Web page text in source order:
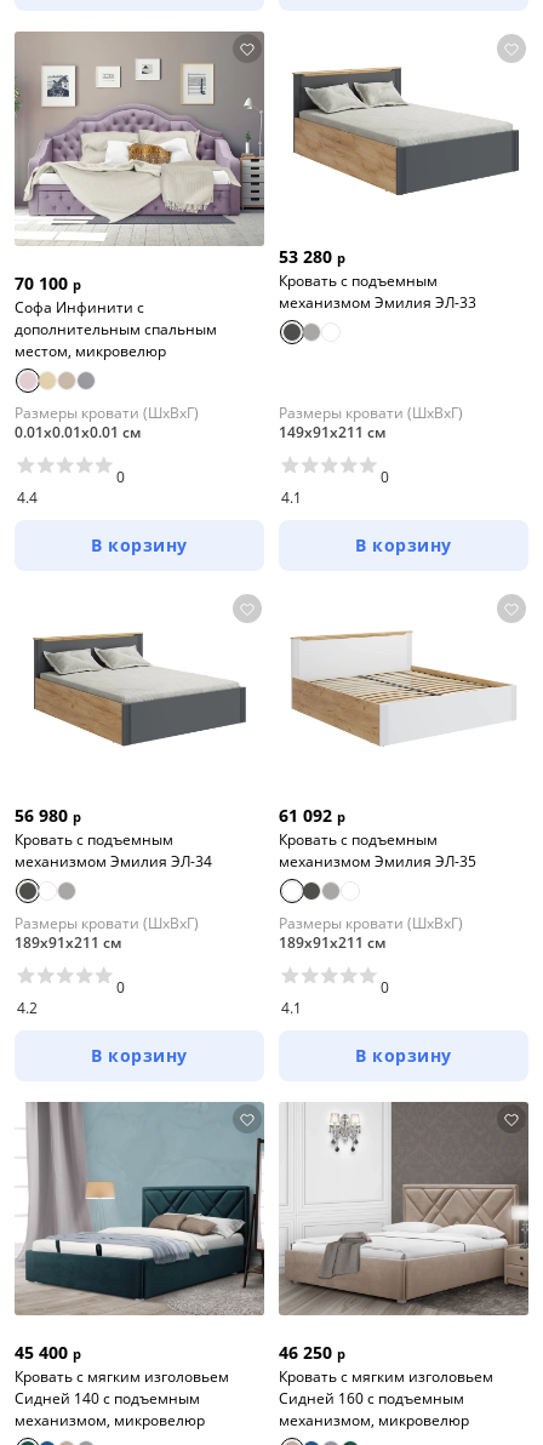
70 100 р
Софа Инфинити с
дополнительным спальным
местом, микровелюр
Размеры кровати (ШхВхГ)
0.01х0.01х0.01 см
4.4
0
В корзину
53 280 р
Кровать с подъемным
механизмом Эмилия ЭЛ-33
Размеры кровати (ШхВхГ)
149х91х211 см
4.1
0
В корзину
56 980 р
Кровать с подъемным
механизмом Эмилия ЭЛ-34
Размеры кровати (ШхВхГ)
189х91х211 см
4.2
0
В корзину
61 092 р
Кровать с подъемным
механизмом Эмилия ЭЛ-35
Размеры кровати (ШхВхГ)
189х91х211 см
4.1
0
В корзину
45 400 р
Кровать с мягким изголовьем
Сидней 140 с подъемным
механизмом, микровелюр
46 250 р
Кровать с мягким изголовьем
Сидней 160 с подъемным
механизмом, микровелюр